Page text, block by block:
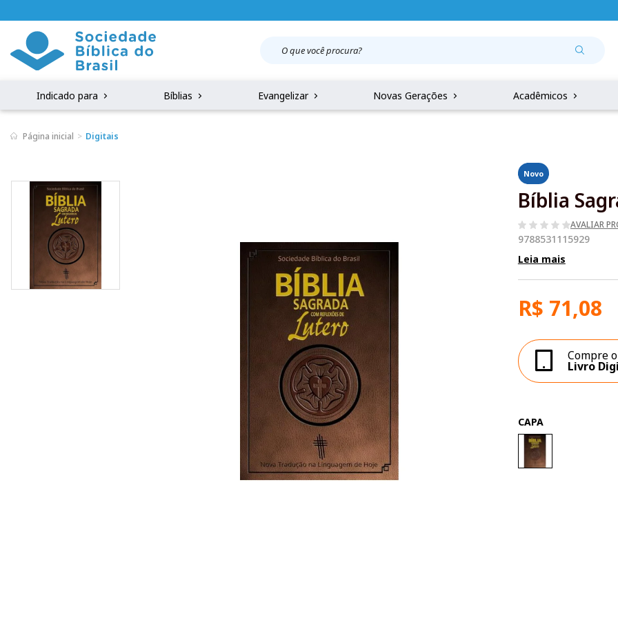
Indicado para Bíblias Evangelizar Novas Gerações Acadêmicos
Página inicial Digitais
Novo
Bíblia
AVALIAR
9788531115929
Leia mais
R$ 71,08
Compre o
Livro
CAPA